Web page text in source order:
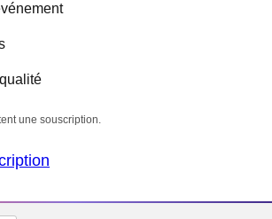
une souscription.